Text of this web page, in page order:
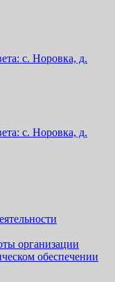
с. Норовка, д.
с. Норовка, д.
организации
обеспечении